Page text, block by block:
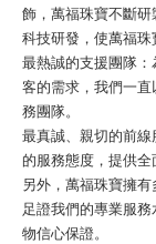
飾，萬福珠寶不斷
科技研發，使萬福珠
最熱誠的支援團隊
客的需求，我們一
務團隊。
最真誠、親切的前
的服務態度，提供全
另外，萬福珠寶擁
足證我們的專業服
物信心保證。